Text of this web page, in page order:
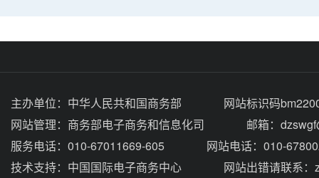
主办单位： 中华人民共和国商务部
网站标识码
网站管理： 商务部电子商务和信息化司
邮箱：
服务电话：010-67011669-605
网站电话：010-
技术支持： 中国国际电子商务中心 网站出错请联系